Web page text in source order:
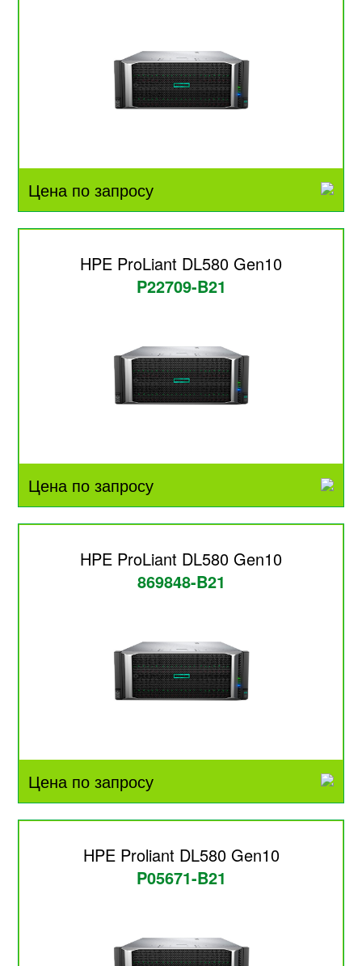
Цена по запросу
HPE ProLiant DL580 Gen10
P22709-B21
Цена по запросу
HPE ProLiant DL580 Gen10
869848-B21
Цена по запросу
HPE Proliant DL580 Gen10
P05671-B21